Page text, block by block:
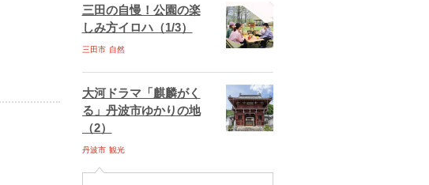
三田の自慢！公園の楽
しみ方イロハ（1/3）
三田市 自然
大河ドラマ「麒麟がく
る」丹波市ゆかりの地
（2）
丹波市 観光